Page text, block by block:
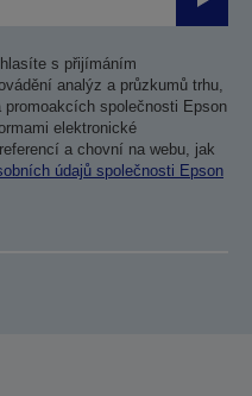
s přijímáním
analýz a průzkumů trhu,
společnosti Epson
elektronické
a chovní na webu, jak
údajů společnosti Epson